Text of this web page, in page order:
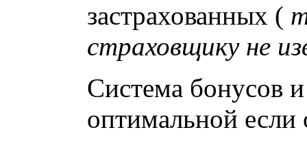
застрахованных (
страховщику не
Система бонусов
оптимальной если